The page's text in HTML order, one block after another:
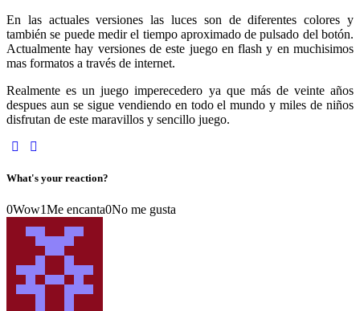
En las actuales versiones las luces son de diferentes colores y
también se puede medir el tiempo aproximado de pulsado del botón.
Actualmente hay versiones de este juego en flash y en muchisimos
mas formatos a través de internet.
Realmente es un juego imperecedero ya que más de veinte años
despues aun se sigue vendiendo en todo el mundo y miles de niños
disfrutan de este maravillos y sencillo juego.
What's your reaction?
0Wow1Me encanta0No me gusta